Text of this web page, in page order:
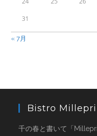
31
« 7月
Bistro
千の春と書いて「